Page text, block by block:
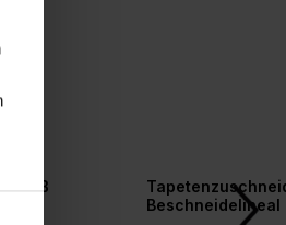
weiß
Beschneidelineal